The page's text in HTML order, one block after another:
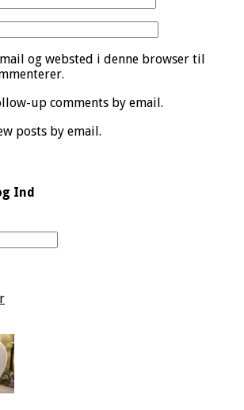
og websted i denne browser til
up comments by email.
posts by email.
Ind